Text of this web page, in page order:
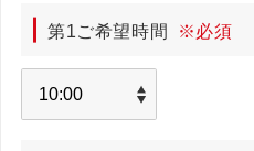
第1ご希望時間 ※必須